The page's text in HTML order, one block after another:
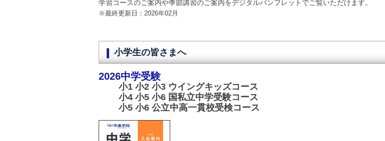
学習コースのご案内や季節講習のご案内をデジタルパンフレットでご覧いただけます。
※最終更新日：2026年02月
小学生の皆さまへ
2026中学受験
小1 小2 小3 ウイングキッズコース
小4 小5 小6 国私立中学受験コース
小5 小6 公立中高一貫校受検コース